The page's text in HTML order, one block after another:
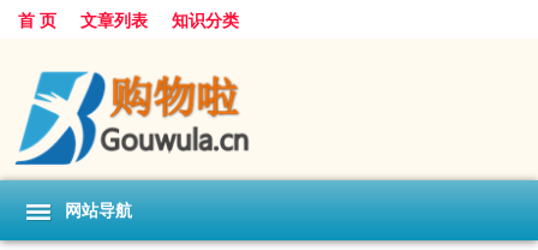
首 页 文章列表 知识分类
网站导航